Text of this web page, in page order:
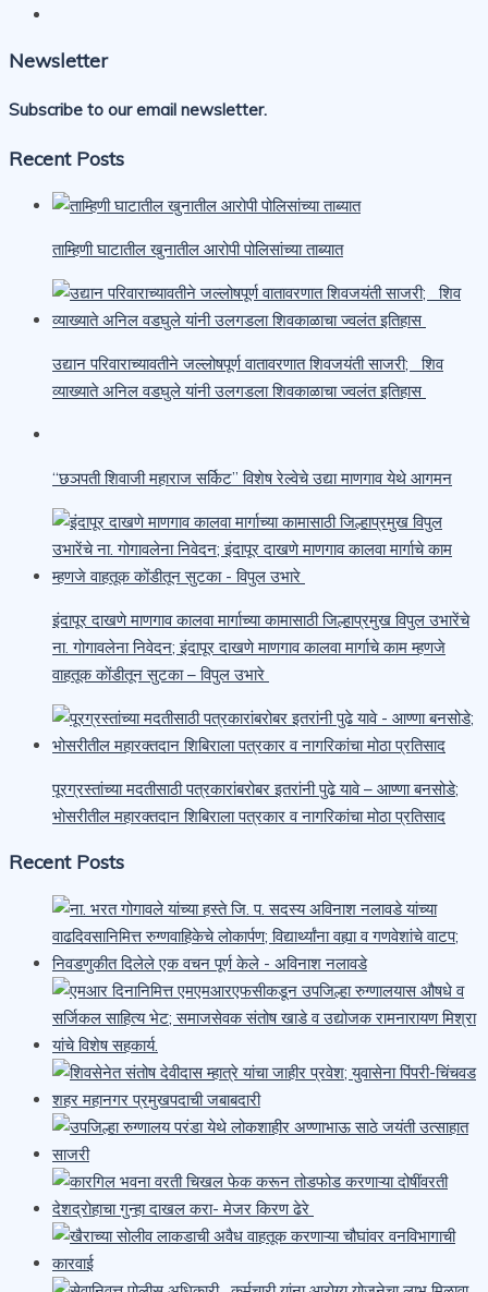
Newsletter
Subscribe to our email newsletter.
Recent Posts
ताम्हिणी घाटातील खुनातील आरोपी पोलिसांच्या ताब्यात
उद्यान परिवाराच्यावतीने जल्लोषपूर्ण वातावरणात शिवजयंती साजरी; शिव
व्याख्याते अनिल वडघुले यांनी उलगडला शिवकाळाचा ज्वलंत इतिहास
“छञपती शिवाजी महाराज सर्किट” विशेष रेल्वेचे उद्या माणगाव येथे आगमन
इंदापूर दाखणे माणगाव कालवा मार्गाच्या कामासाठी जिल्हाप्रमुख विपुल उभारेंचे
ना. गोगावलेना निवेदन; इंदापूर दाखणे माणगाव कालवा मार्गाचे काम म्हणजे
वाहतूक कोंडीतून सुटका – विपुल उभारे
पूरग्रस्तांच्या मदतीसाठी पत्रकारांबरोबर इतरांनी पुढे यावे – आण्णा बनसोडे;
भोसरीतील महारक्तदान शिबिराला पत्रकार व नागरिकांचा मोठा प्रतिसाद
Recent Posts